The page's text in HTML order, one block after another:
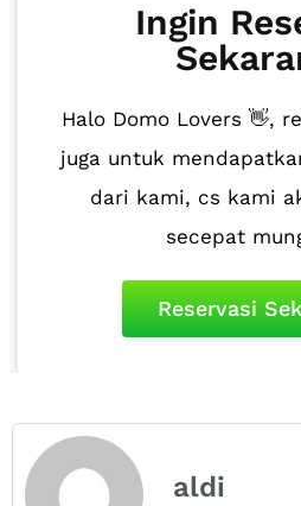
Ingin
Halo Domo Lovers 👋,
juga untuk
dari kami, cs kami
secepat
Reservasi
aldi